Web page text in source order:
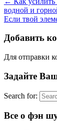
водной и
Если твой
Добавить
Для отправки
Задайте
Search for:
Все о фэн